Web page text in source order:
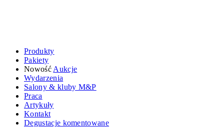
Produkty
Pakiety
Nowość Aukcje
Wydarzenia
Salony & kluby M&P
Praca
Artykuły
Kontakt
Degustacje komentowane